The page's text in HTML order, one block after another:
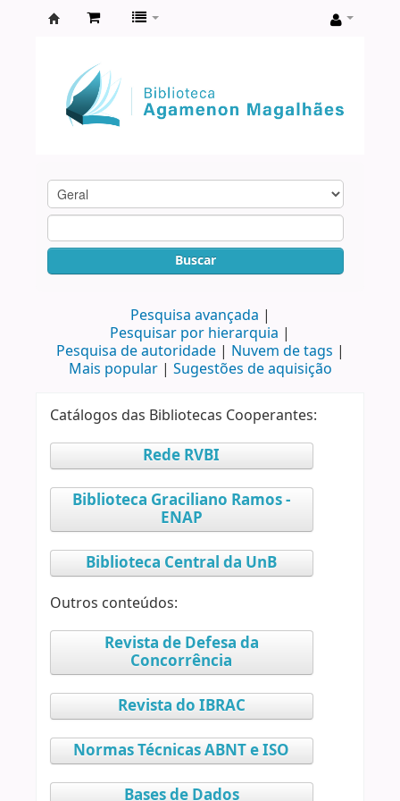
Agamenon
Magalhães
Buscar
Pesquisa avançada
Pesquisar por hierarquia
Pesquisa de autoridade
Nuvem de tags
Mais popular
Sugestões de aquisição
Catálogos das Bibliotecas Cooperantes:
Rede RVBI
Biblioteca Graciliano Ramos -
ENAP
Biblioteca Central da UnB
Outros conteúdos:
Revista de Defesa da
Concorrência
Revista do IBRAC
Normas Técnicas ABNT e ISO
Bases de Dados